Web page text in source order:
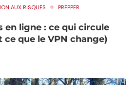
AUX RISQUES PREPPER
en ligne : ce qui circule
que le VPN change)